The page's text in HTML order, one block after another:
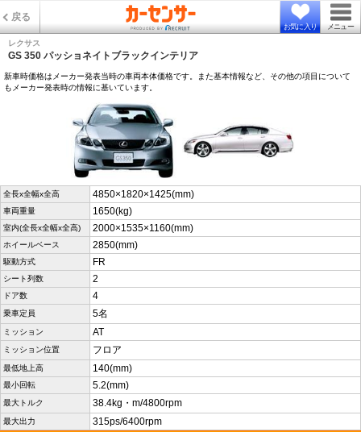
戻る
お気に入り メニュー
レクサス
GS 350 パッショネイトブラックインテリア
新車時価格はメーカー発表当時の車両本体価格です。また基本情報など、その他の項目について
もメーカー発表時の情報に基いています。
全長x全幅x全高 4850×1820×1425(mm)
車両重量 1650(kg)
室内(全長x全幅x全高) 2000×1535×1160(mm)
ホイールベース 2850(mm)
駆動方式 FR
シート列数 2
ドア数 4
乗車定員 5名
ミッション AT
ミッション位置 フロア
最低地上高 140(mm)
最小回転 5.2(mm)
最大トルク 38.4kg・m/4800rpm
最大出力 315ps/6400rpm